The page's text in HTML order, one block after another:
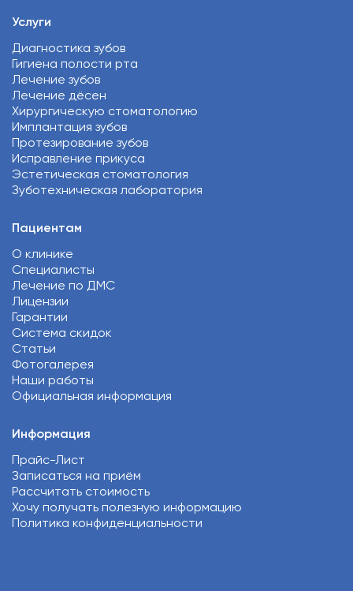
Услуги
Диагностика зубов
Гигиена полости рта
Лечение зубов
Лечение дёсен
Хирургическую стоматологию
Имплантация зубов
Протезирование зубов
Исправление прикуса
Эстетическая стоматология
Зуботехническая лаборатория
Пациентам
О клинике
Специалисты
Лечение по ДМС
Лицензии
Гарантии
Система скидок
Статьи
Фотогалерея
Наши работы
Официальная информация
Информация
Прайс-Лист
Записаться на приём
Рассчитать стоимость
Хочу получать полезную информацию
Политика конфиденциальности